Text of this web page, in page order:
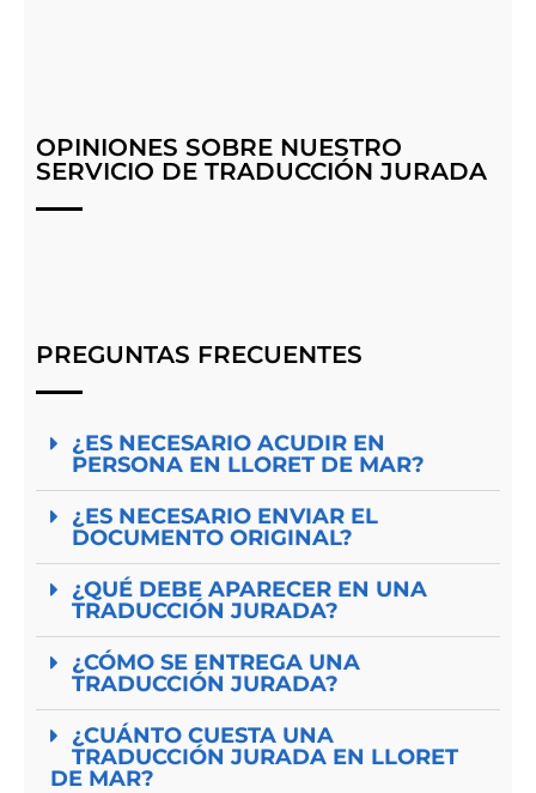
OPINIONES SOBRE NUESTRO
SERVICIO DE TRADUCCIÓN JURADA
PREGUNTAS FRECUENTES
¿ES NECESARIO ACUDIR EN
PERSONA EN LLORET DE MAR?
¿ES NECESARIO ENVIAR EL
DOCUMENTO ORIGINAL?
¿QUÉ DEBE APARECER EN UNA
TRADUCCIÓN JURADA?
¿CÓMO SE ENTREGA UNA
TRADUCCIÓN JURADA?
¿CUÁNTO CUESTA UNA
TRADUCCIÓN JURADA EN LLORET
DE MAR?